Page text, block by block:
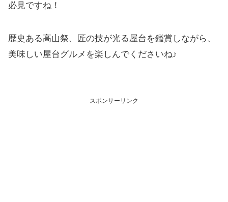
必見ですね！
歴史ある高山祭、匠の技が光る屋台を鑑賞しながら、
美味しい屋台グルメを楽しんでくださいね♪
スポンサーリンク